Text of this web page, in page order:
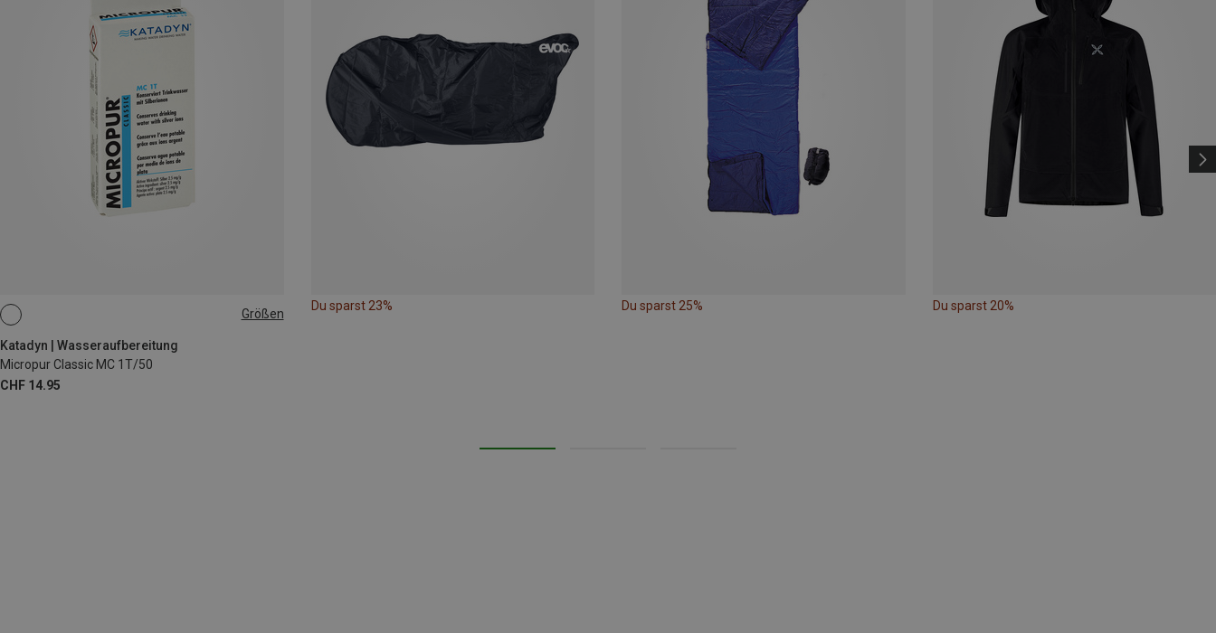
Größen
Katadyn | Wasseraufbereitung
Micropur Classic MC 1T/50
CHF 14.95
ONE SIZE
Du sparst 23% Du sparst 25% Du sparst 20%